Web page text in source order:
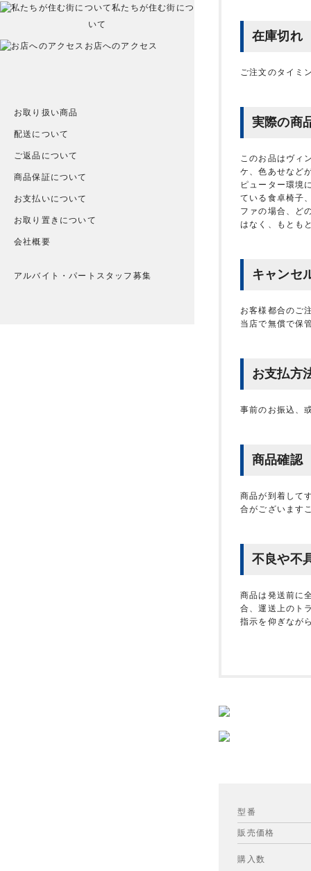
在庫切れ
ご注文のタイミ
実際の商
このお品はヴィ
ケ、色あせなど
ピューター環境
ている食卓椅子
ファの場合、ど
はなく、もとも
キャンセ
お客様都合のご
当店で無償で保
お支払方
事前のお振込、
商品確認
商品が到着して
合がございます
不良や不
商品は発送前に
合、運送上のト
指示を仰ぎなが
型番
販売価格
購入数
私たちが住む街につ
いて
お店へのアクセス
お取り扱い商品
配送について
ご返品について
商品保証について
お支払いについて
お取り置きについて
会社概要
アルバイト・パートスタッフ募集